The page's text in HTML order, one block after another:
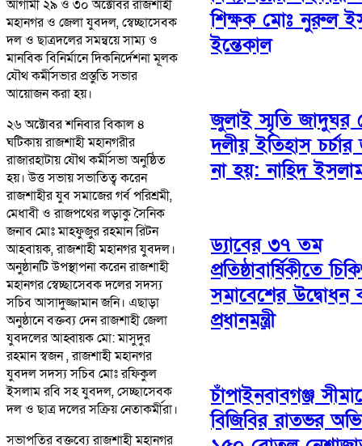
আগামী ২৯ ও ৩০ অক্টোবর রাজশাহী
মহানগর ও জেলা যুবদল, স্বেচ্ছাসেবক
দল ও ছাত্রদলের সমন্বয়ে সাম্য ও
মানবিক বিনির্মানে দিকনির্দেশনা মূলক
যৌথ কর্মীসভার প্রস্তুতি সভার
আয়োজন করা হয়।
২৬ অক্টোবর শনিবার বিকাল ৪
ঘটিকায় রাজশাহী মহানগরীর
রাজারহাটায় যৌথ কর্মীসভা অনুষ্ঠিত
হয়। উত্ত সভায় সভাতিত্ব করেন
রাজশাহীর যুব সমাজের গর্ব পরিশ্রমী,
মেধাবী ও রাজপথের লড়াকু সৈনিক
জনাব মোঃ মাহফুজুর রহমান রিটন
আহবায়ক, রাজশাহী মহানগর যুবদল।
অনুষ্ঠানটি উপস্থাপনা করেন রাজশাহী
মহানগর স্বেচ্ছাসেবক দলের সদস্য
সচিব আসাদুজ্জামান জনি। এছাড়া
অনুষ্ঠানে বক্তব্য দেন রাজশাহী জেলা
যুবদলের আহ্বায়ক মো: মাসুদুর
রহমান স্বজন , রাজশাহী মহানগর
যুবদল সদস্য সচিব মোঃ রফিকুল
ইসলাম রবি সহ যুবদল, সেচ্ছাসেবক
দল ও ছাত্র দলের সক্রিয় নেতাকর্মীরা।
সভাপতির বক্তব্যে রাজশাহী মহানগর
শিক্ষক মোঃ নুরুল
ইন্তেকাল
জুলাই স্মৃতি জাদুঘর
দলীয় ইতিহাস চর্চার
না হয়: নাহিদ
ড্যাবের ৩৭ তম
প্রতিষ্ঠাবার্ষিকীতে
সমাবেশের উদ্বোধন
প্রধানমন্ত্রী
চাঁপাইনবাবগঞ্জ
বিজিবির রাতভর